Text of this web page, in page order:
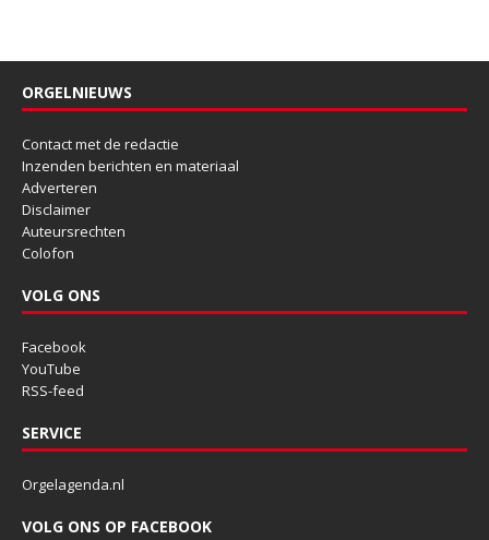
ORGELNIEUWS
Contact met de redactie
Inzenden berichten en materiaal
Adverteren
Disclaimer
Auteursrechten
Colofon
VOLG ONS
Facebook
YouTube
RSS-feed
SERVICE
Orgelagenda.nl
VOLG ONS OP FACEBOOK